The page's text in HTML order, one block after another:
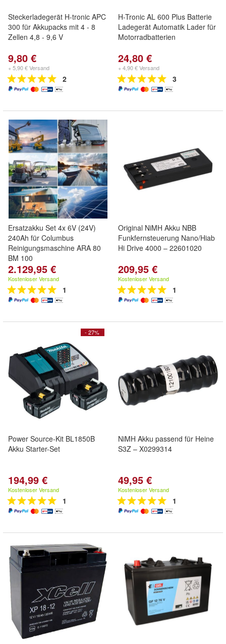
Steckerladegerät H-tronic APC
300 für Akkupacks mit 4 - 8
Zellen 4,8 - 9,6 V
9,80 €
+ 5,90 € Versand
2
H-Tronic AL 600 Plus Batterie
Ladegerät Automatik Lader für
Motorradbatterien
24,80 €
+ 4,90 € Versand
3
Ersatzakku Set 4x 6V (24V)
240Ah für Columbus
Reinigungsmaschine ARA 80
BM 100
2.129,95 €
Kostenloser Versand
1
Original NiMH Akku NBB
Funkfernsteuerung Nano/Hiab
Hi Drive 4000 – 22601020
209,95 €
Kostenloser Versand
1
- 27%
Power Source-Kit BL1850B
Akku Starter-Set
194,99 €
Kostenloser Versand
1
NiMH Akku passend für Heine
S3Z – X0299314
49,95 €
Kostenloser Versand
1